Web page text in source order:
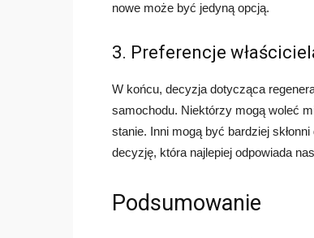
nowe może być jedyną opcją.
3. Preferencje
W końcu, decyzja dotycząca
samochodu. Niektórzy mogą woleć
stanie. Inni mogą być bardziej
decyzję, która najlepiej odpowiada
Podsumowanie